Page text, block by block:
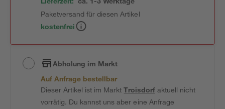
Paketversand für diesen Artikel
kostenfrei
Abholung im Markt
Auf Anfrage bestellbar
Dieser Artikel ist im MarktTroisdorfaktuell nicht
vorrätig. Du kannst uns aber eine Anfrage